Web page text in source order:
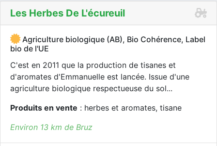
Les Herbes De L'écureuil
Agriculture biologique (AB), Bio Cohérence, Label
bio de l'UE
C'est en 2011 que la production de tisanes et
d'aromates d'Emmanuelle est lancée. Issue d'une
agriculture biologique respectueuse du sol...
Produits en vente : herbes et aromates, tisane
Environ 13 km de Bruz